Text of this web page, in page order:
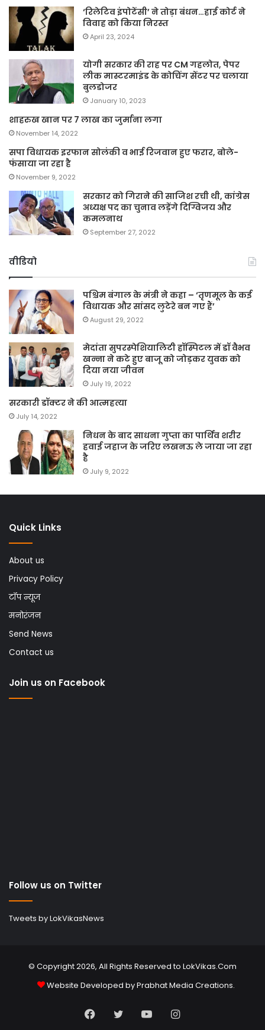
‘रिलेटिव इंपोटेंसी’ ने तोड़ा बंधन…हाई कोर्ट ने
विवाह को किया निरस्त
April 23, 2024
योगी सरकार की राह पर CM गहलोत, पेपर
लीक मास्टरमाइंड के कोचिंग सेंटर पर चलाया
बुलडोजर
January 10, 2023
शाहरुख खान पर 7 लाख का जुर्माना लगा
November 14, 2022
सपा विधायक इरफान सोलंकी व भाई रिजवान हुए फरार, बोले-
फंसाया जा रहा है
November 9, 2022
सरकार को गिराने की साजिश रची थी, कांग्रेस
अध्यक्ष पद का चुनाव लड़ेंगे दिग्विजय और
कमलनाथ
September 27, 2022
वीडियो
पश्चिम बंगाल के मंत्री ने कहा – ‘तृणमूल के कई
विधायक और सांसद लुटेरे बन गए हैं’
August 29, 2022
मेदांता सुपरस्पेशियालिटी हॉस्पिटल में डॉ वैभव
खन्ना ने कटे हुए बाजू को जोड़कर युवक को
दिया नया जीवन
July 19, 2022
सरकारी डॉक्टर ने की आत्महत्या
July 14, 2022
निधन के बाद साधना गुप्ता का पार्थिव शरीर
हवाई जहाज के जरिए लखनऊ ले जाया जा रहा
है
July 9, 2022
Quick Links
About us
Privacy Policy
टॉप न्यूज
मनोरंजन
Send News
Contact us
Join us on Facebook
Follow us on Twitter
Tweets by LokVikasNews
© Copyright 2026, All Rights Reserved to LokVikas.Com
Website Developed byPrabhat Media Creations.
Facebook
TwitterYouTubeInstagram